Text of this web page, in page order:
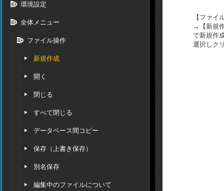
環境設定
全体メニュー
ファイル操作
新規作成
開く
閉じる
すべて閉じる
データベース間コピー
保存（上書き保存）
別名保存
編集中のファイルについて
【ファイ
→【新規
で新規作
選択しク